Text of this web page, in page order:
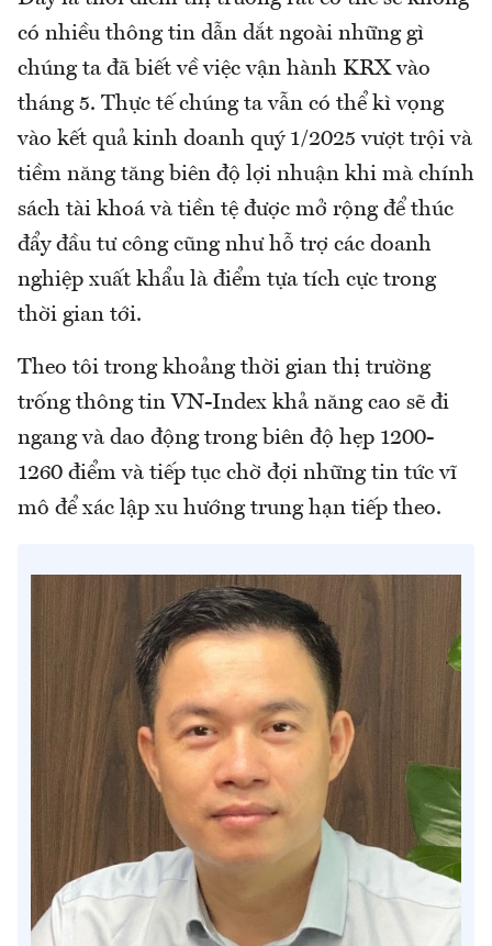
có nhiều thông tin dẫn dắt ngoài những gì
chúng ta đã biết về việc vận hành KRX vào
tháng 5. Thực tế chúng ta vẫn có thể kì vọng
vào kết quả kinh doanh quý 1/2025 vượt trội và
tiềm năng tăng biên độ lợi nhuận khi mà chính
sách tài khoá và tiền tệ được mở rộng để thúc
đẩy đầu tư công cũng như hỗ trợ các doanh
nghiệp xuất khẩu là điểm tựa tích cực trong
thời gian tới.
Theo tôi trong khoảng thời gian thị trường
trống thông tin VN-Index khả năng cao sẽ đi
ngang và dao động trong biên độ hẹp 1200-
1260 điểm và tiếp tục chờ đợi những tin tức vĩ
mô để xác lập xu hướng trung hạn tiếp theo.